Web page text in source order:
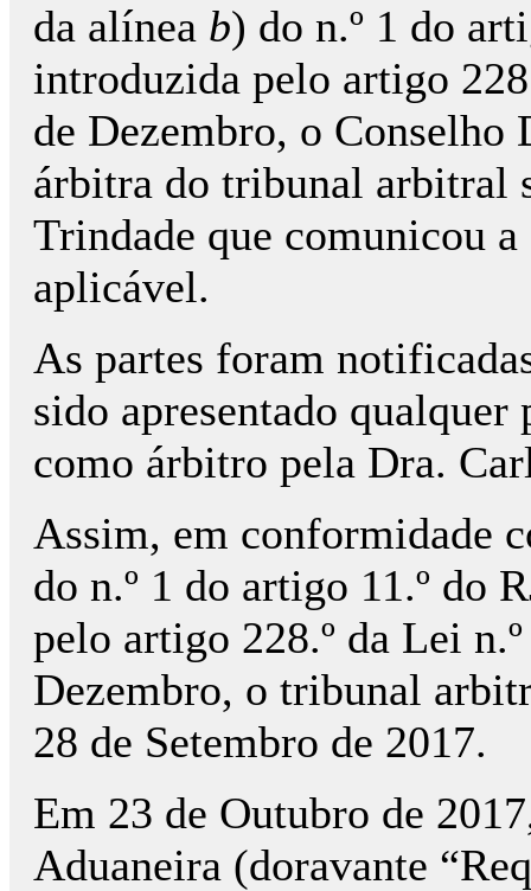
da alínea b) do n.º 1 do
introduzida pelo artigo
de Dezembro, o
árbitra do tribunal arbitral
Trindade que comunicou
aplicável.
As partes foram
sido apresentado qualquer
como árbitro pela Dra.
Assim, em conformidade
do n.º 1 do artigo 11.º do
pelo artigo 228.º da Lei
Dezembro, o tribunal
28 de Setembro de 2017.
Em 23 de Outubro de
Aduaneira (doravante